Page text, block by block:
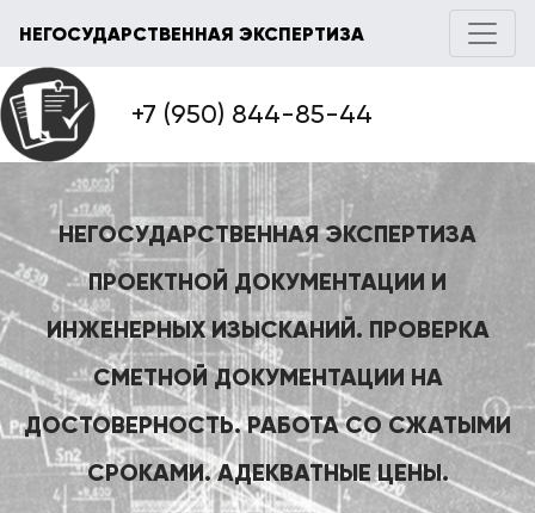
НЕГОСУДАРСТВЕННАЯ ЭКСПЕРТИЗА
+7 (950) 844-85-44
НЕГОСУДАРСТВЕННАЯ ЭКСПЕРТИЗА
ПРОЕКТНОЙ ДОКУМЕНТАЦИИ И
ИНЖЕНЕРНЫХ ИЗЫСКАНИЙ. ПРОВЕРКА
СМЕТНОЙ ДОКУМЕНТАЦИИ НА
ДОСТОВЕРНОСТЬ. РАБОТА СО СЖАТЫМИ
СРОКАМИ. АДЕКВАТНЫЕ ЦЕНЫ.